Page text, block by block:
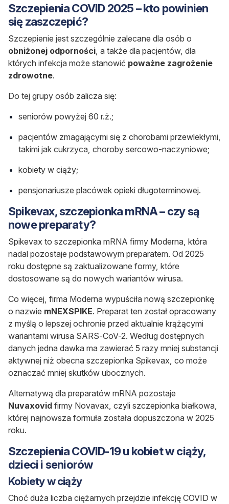
Szczepienia COVID 2025 – kto powinien
się zaszczepić?
Szczepienie jest szczególnie zalecane dla osób o
obniżonej odporności , a także dla pacjentów, dla
których infekcja może stanowić poważne zagrożenie
zdrowotne.
Do tej grupy osób zalicza się:
seniorów powyżej 60 r.ż.;
pacjentów zmagającymi się z chorobami przewlekłymi,
takimi jak cukrzyca, choroby sercowo-naczyniowe;
kobiety w ciąży;
pensjonariusze placówek opieki długoterminowej.
Spikevax, szczepionka mRNA – czy są
nowe preparaty?
Spikevax to szczepionka mRNA firmy Moderna, która
nadal pozostaje podstawowym preparatem. Od 2025
roku dostępne są zaktualizowane formy, które
dostosowane są do nowych wariantów wirusa.
Co więcej, firma Moderna wypuściła nową szczepionkę
o nazwie mNEXSPIKE. Preparat ten został opracowany
z myślą o lepszej ochronie przed aktualnie krążącymi
wariantami wirusa SARS-CoV-2. Według dostępnych
danych jedna dawka ma zawierać 5 razy mniej substancji
aktywnej niż obecna szczepionka Spikevax, co może
oznaczać mniej skutków ubocznych.
Alternatywą dla preparatów mRNA pozostaje
Nuvaxovid firmy Novavax, czyli szczepionka białkowa,
której najnowsza formuła została dopuszczona w 2025
roku.
Szczepienia COVID-19 u kobiet w ciąży,
dzieci i seniorów
Kobiety w ciąży
Choć duża liczba ciężarnych przejdzie infekcję COVID w